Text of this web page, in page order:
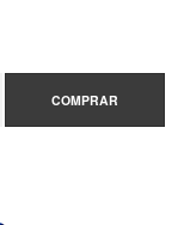
COMPRAR